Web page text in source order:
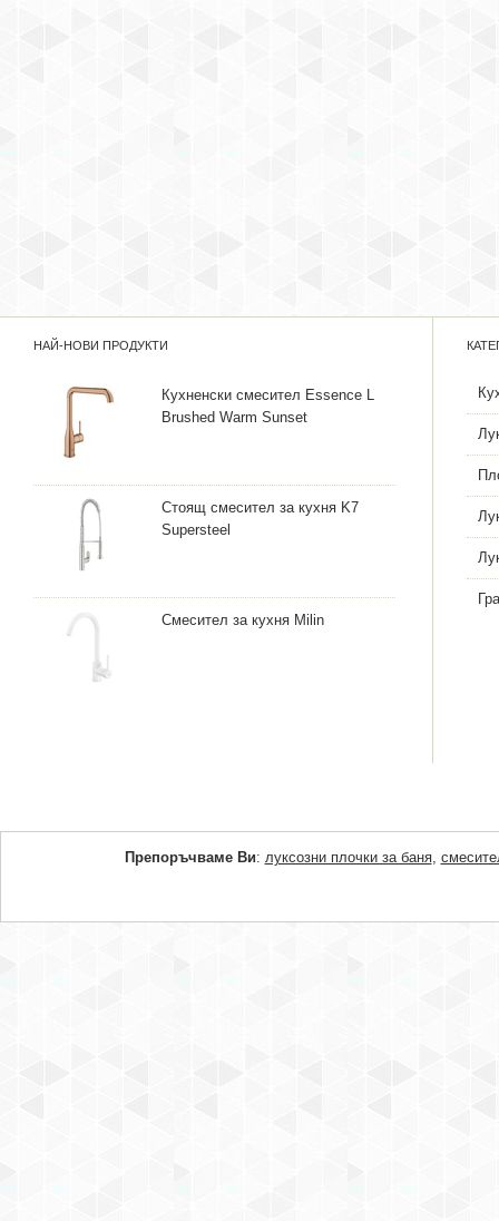
НАЙ-НОВИ ПРОДУКТИ
Кухненски смесител Essence L
Brushed Warm Sunset
Стоящ смесител за кухня K7
Supersteel
Смесител за кухня Milin
Препоръчваме Ви: луксозни плочки за баня,